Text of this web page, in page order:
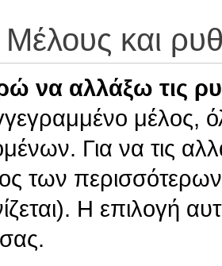
και
να αλλάξω τις
μέλος,
Για να τις
των περισσότερων
Η επιλογή